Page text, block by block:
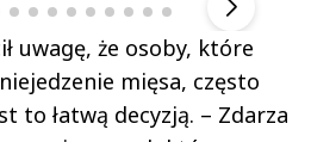
uwagę, że osoby, które
mięsa, często
to łatwą decyzją. – Zdarza